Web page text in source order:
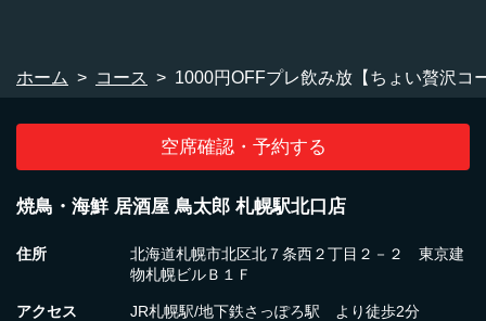
ホーム コース 1000円OFFプレ飲み放【ちょい贅沢
空席確認・予約する
焼鳥・海鮮 居酒屋 鳥太郎 札幌駅北口店
住所
北海道札幌市北区北７条西２丁目２－２ 東京建
物札幌ビルＢ１Ｆ
アクセス JR札幌駅/地下鉄さっぽろ駅 より徒歩2分